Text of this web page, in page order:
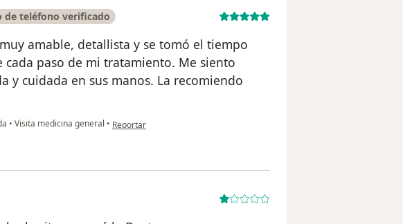
de teléfono verificado
amable, detallista y se tomó el tiempo
cada paso de mi tratamiento. Me siento
y cuidada en sus manos. La recomiendo
• Visita medicina general • en opinión del usuario Maria Paula U
Reportar